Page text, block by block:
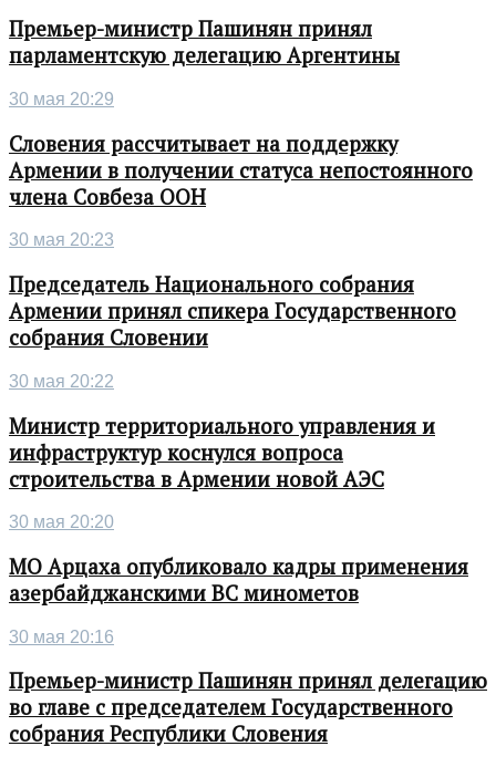
Премьер-министр Пашинян принял
парламентскую делегацию Аргентины
30 мая 20:29
Словения рассчитывает на поддержку
Армении в получении статуса непостоянного
члена Совбеза ООН
30 мая 20:23
Председатель Национального собрания
Армении принял спикера Государственного
собрания Словении
30 мая 20:22
Министр территориального управления и
инфраструктур коснулся вопроса
строительства в Армении новой АЭС
30 мая 20:20
МО Арцаха опубликовало кадры применения
азербайджанскими ВС минометов
30 мая 20:16
Премьер-министр Пашинян принял делегацию
во главе с председателем Государственного
собрания Республики Словения